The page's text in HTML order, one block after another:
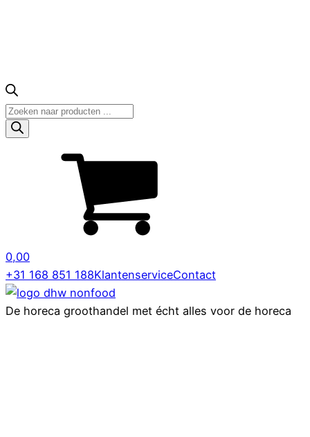
Producten
zoeken
0,00
+31 168 851 188KlantenserviceContact
De horeca groothandel met écht alles voor de horeca